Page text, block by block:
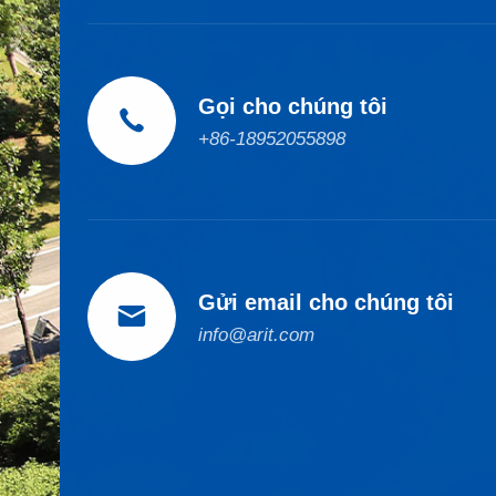
 Gọi cho chúng tôi
+86-18952055898
 Gửi email cho chúng tôi
info@arit.com